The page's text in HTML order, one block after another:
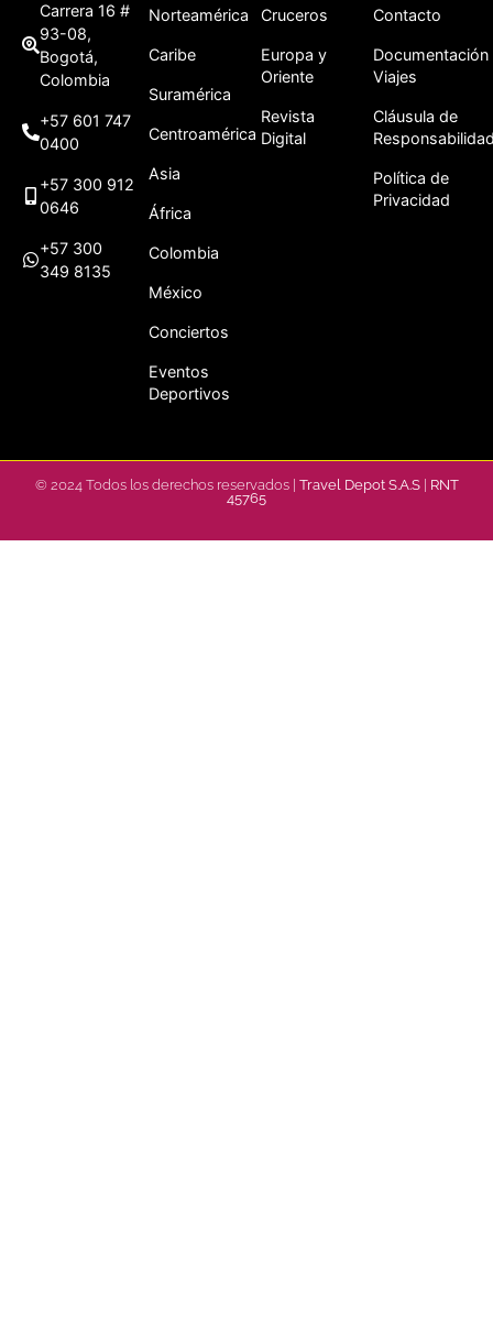
Carrera 16 #
93-08,
Bogotá,
Colombia
+57 601 747
0400
+57 300 912
0646
+57 300
349 8135
Norteamérica
Caribe
Suramérica
Centroamérica
Asia
África
Colombia
México
Conciertos
Eventos
Deportivos
Cruceros
Europa y
Oriente
Revista
Digital
Contacto
Documentación
Viajes
Cláusula de
Política de
Privacidad
© 2024 Todos los derechos reservados | Travel Depot S.A.S| RNT
45765